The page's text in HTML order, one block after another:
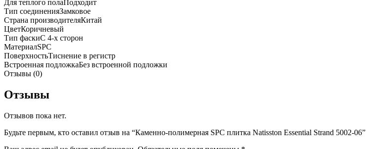
Для теплого полаПодходит
Тип соединенияЗамковое
Страна производителяКитай
ЦветКоричневый
Тип фаскиС 4-х сторон
МатериалSPC
ПоверхностьТиснение в регистр
Встроенная подложкаБез встроенной подложки
Отзывы (0)
Отзывы
Отзывов пока нет.
Будьте первым, кто оставил отзыв на “Каменно-полимерная SPC плитка Natisston Essential Strand 5002-06”